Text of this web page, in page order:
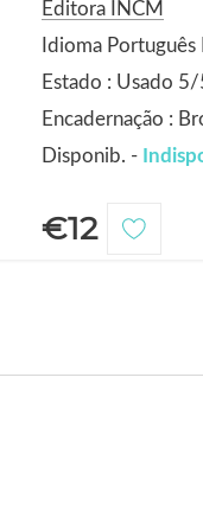
Editora INCM
Idioma Português
Estado : Usado 5/
Encadernação :
Disponib. -
€12